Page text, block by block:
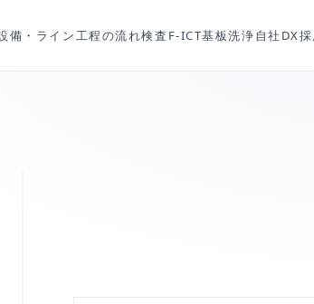
備・ライン工程の流れ検査 F-ICT基板洗浄自社DX採